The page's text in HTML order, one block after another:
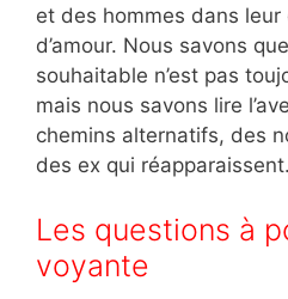
et des hommes dans
d’amour. Nous savons
souhaitable n’est pas
mais nous savons lire
chemins alternatifs, des
des ex qui
Les questions à
voyante